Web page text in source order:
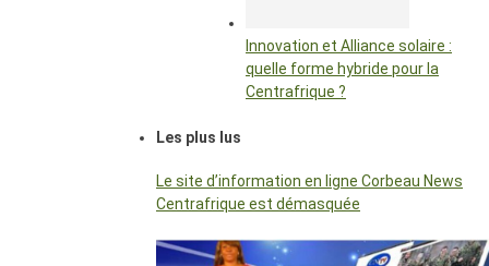
Innovation et Alliance solaire :
quelle forme hybride pour la
Centrafrique ?
Les plus lus
Le site d’information en ligne Corbeau News
Centrafrique est démasquée